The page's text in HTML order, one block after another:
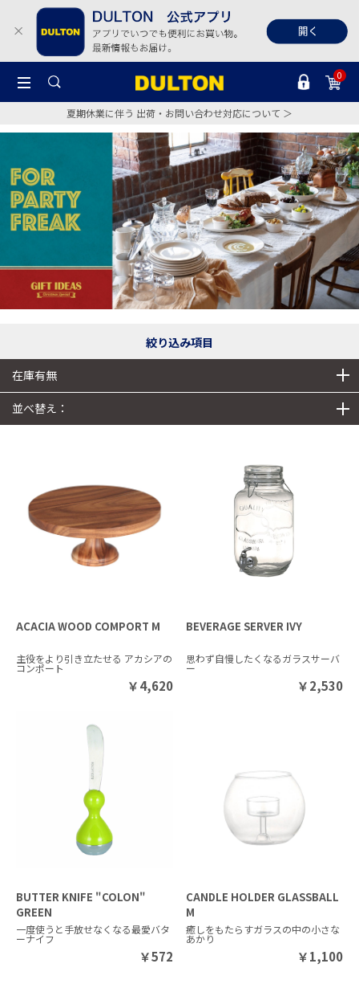
0
夏期休業に伴う 出荷・お問い合わせ対応について ＞
絞り込み項目
在庫有無
並べ替え：
ACACIA WOOD COMPORT M
主役をより引き立たせる アカシアの
コンポート
￥4,620
BEVERAGE SERVER IVY
思わず自慢したくなるガラスサーバ
ー
￥2,530
BUTTER KNIFE "COLON"
GREEN
一度使うと手放せなくなる最愛バタ
ーナイフ
￥572
CANDLE HOLDER GLASSBALL
M
癒しをもたらすガラスの中の小さな
あかり
￥1,100